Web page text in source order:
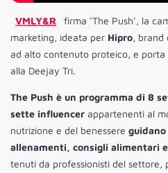
VMLY&R
firma ‘The Push’, la
marketing, ideata per Hipro, brand
ad alto contenuto proteico, e porta
alla Deejay Tri.
The Push è un programma di 8
sette influencer appartenenti al
nutrizione e del benessere
allenamenti, consigli alimentari
tenuti da professionisti del settore,